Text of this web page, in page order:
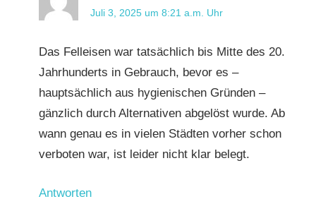
Juli 3, 2025 um 8:21 a.m. Uhr
Das Felleisen war tatsächlich bis Mitte des 20.
Jahrhunderts in Gebrauch, bevor es –
hauptsächlich aus hygienischen Gründen –
gänzlich durch Alternativen abgelöst wurde. Ab
wann genau es in vielen Städten vorher schon
verboten war, ist leider nicht klar belegt.
Antworten